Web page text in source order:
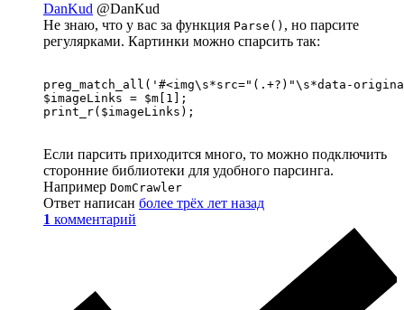
DanKud @DanKud
Не знаю, что у вас за функция Parse() , но парсите
регулярками. Картинки можно спарсить так:
preg_match_all('#<img\s*src="(.+?)"\s*data-
$imageLinks = $m[1];
print_r($imageLinks);
Если парсить приходится много, то можно подключить
сторонние библиотеки для удобного парсинга.
Например DomCrawler
Ответ написан более трёх лет назад
1 комментарий